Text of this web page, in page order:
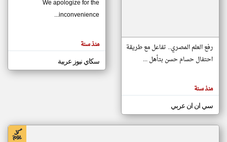
مصادر الأخبار من موريتانيا
اخبار موريتانيا على مدار الساعة
أهم اخبار موريتانيا العاجلة والمباشرة
المقالات
الموجوده
هنا عن
رفع العلم المصري.. تفاعل مع طريقة
احتفال حسام حسن بتأهل ...
منذ سنة
سي ان ان عربي
We apologize for the
inconvenience...
منذ سنة
سكاي نيوز عربية
klyoum.com